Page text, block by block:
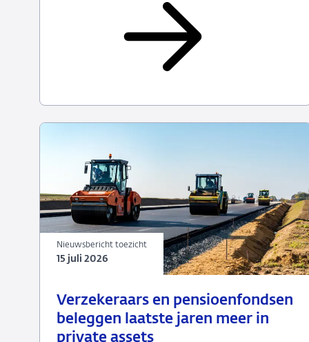
verzekeraars
PPI's
augustus)
Verzekeraars en pensioenfondsen
beleggen laatste jaren meer in
private assets
15
juli
Nieuwsbericht
toezicht
Nieuwsbericht toezicht
15 juli 2026